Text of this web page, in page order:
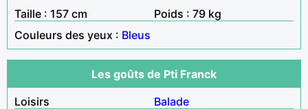
Taille : 157 cm
Poids : 79 kg
Couleurs des yeux : Bleus
Les goûts de Pti Franck
Loisirs
Balade